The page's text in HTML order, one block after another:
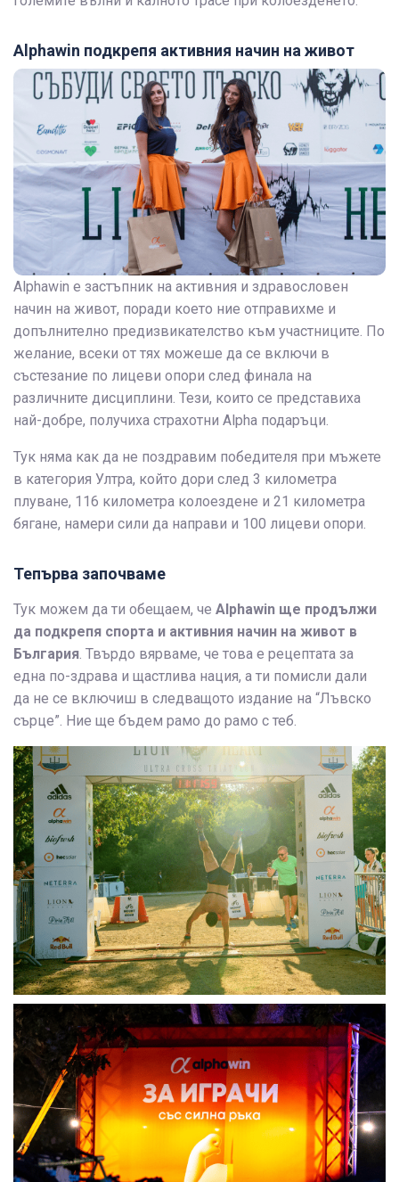
Alphawin подкрепя активния начин на живот
Alphawin е застъпник на активния и здравословен
начин на живот, поради което ние отправихме и
допълнително предизвикателство към участниците. По
желание, всеки от тях можеше да се включи в
състезание по лицеви опори след финала на
различните дисциплини. Тези, които се представиха
най-добре, получиха страхотни Alpha подаръци.
Тук няма как да не поздравим победителя при мъжете
в категория Ултра, който дори след 3 километра
плуване, 116 километра колоездене и 21 километра
бягане, намери сили да направи и 100 лицеви опори.
Тепърва започваме
Тук можем да ти обещаем, че Alphawin ще продължи
да подкрепя спорта и активния начин на живот в
България. Твърдо вярваме, че това е рецептата за
една по-здрава и щастлива нация, а ти помисли дали
да не се включиш в следващото издание на “Лъвско
сърце”. Ние ще бъдем рамо до рамо с теб.